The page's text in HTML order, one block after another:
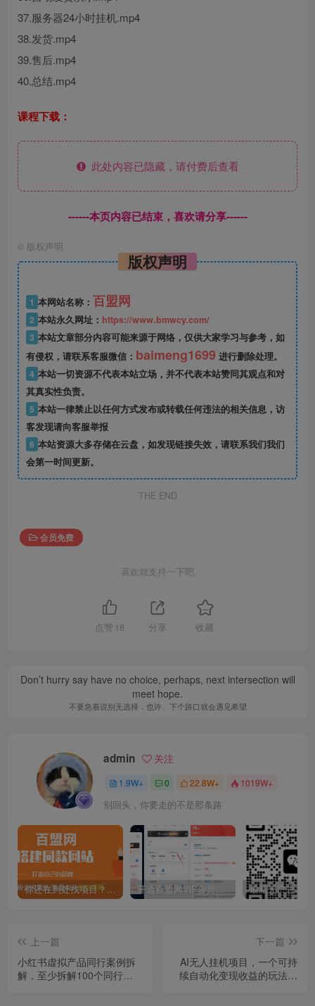
37.服务器24小时挂机.mp4
38.发货.mp4
39.售后.mp4
40.总结.mp4
课程下载：
此处内容已隐藏，请付费后查看
------本页内容已结束，喜欢请分享------
© 版权声明
版权声明
1 本网站名称： 百盟网
2 本站永久网址： https://www.bmwcy.com/
3 本站文章部分内容可能来源于网络，仅供大家学习与参考，如
有侵权，请联系客服微信： baimeng1699 进行删除处理。
4 本站一切资源不代表本站立场，并不代表本站赞同其观点和对
其真实性负责。
5 本站一律禁止以任何方式发布或转载任何违法的相关信息，访
客发现请向客服举报
6 本站资源大多存储在云盘，如发现链接失效，请联系我们我们
会第一时间更新。
THE END
会员免费
喜欢就支持一下吧
点赞 18 分享 收藏
Don’t hurry say have no choice, perhaps, next intersection will
meet hope.
不要急着说别无选择，也许、下个路口就会遇见希望
admin 关注
1.9W+ 0 22.8W+ 1019W+
别回头，你要走的不是那条路
你还在到处找项目？还在当韭菜？我靠卖项目一个月收入5万+，曾经我也是个失败者。 开通百盟网VIP会员，尊享全站资源免费下载，享70%的推广提成！！【限时五折优惠】
上一篇
小红书虚拟产品同行案例拆
解，至少拆解100个同行成
下一篇
AI无人挂机项目，一个可持
续自动化变现收益的玩法，